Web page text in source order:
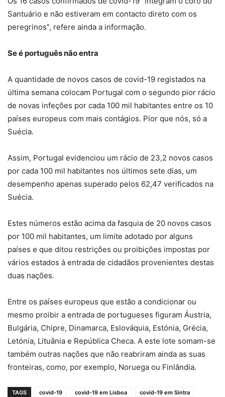
Santuário e não estiveram em contacto direto com os
peregrinos”, refere ainda a informação.
Se é português não entra
A quantidade de novos casos de covid-19 registados na
última semana colocam Portugal com o segundo pior rácio
de novas infeções por cada 100 mil habitantes entre os 10
países europeus com mais contágios. Pior que nós, só a
Suécia.
Assim, Portugal evidenciou um rácio de 23,2 novos casos
por cada 100 mil habitantes nos últimos sete dias, um
desempenho apenas superado pelos 62,47 verificados na
Suécia.
Estes números estão acima da fasquia de 20 novos casos
por 100 mil habitantes, um limite adotado por alguns
países e que ditou restrições ou proibições impostas por
vários estados à entrada de cidadãos provenientes destas
duas nações.
Entre os países europeus que estão a condicionar ou
mesmo proibir a entrada de portugueses figuram Áustria,
Bulgária, Chipre, Dinamarca, Eslováquia, Estónia, Grécia,
Letónia, Lituânia e República Checa. A este lote somam-se
também outras nações que não reabriram ainda as suas
fronteiras, como, por exemplo, Noruega ou Finlândia.
TAGS covid-19 covid-19 em Lisboa covid-19 em Sintra